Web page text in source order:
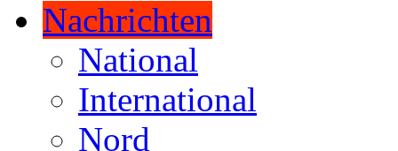
Nachrichten
National
International
Nord